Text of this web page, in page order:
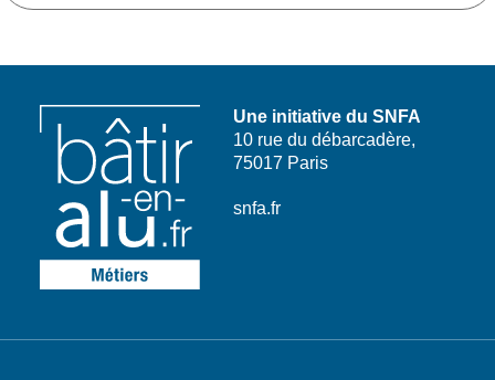
Une initiative du SNFA
10 rue du débarcadère,
75017 Paris
snfa.fr